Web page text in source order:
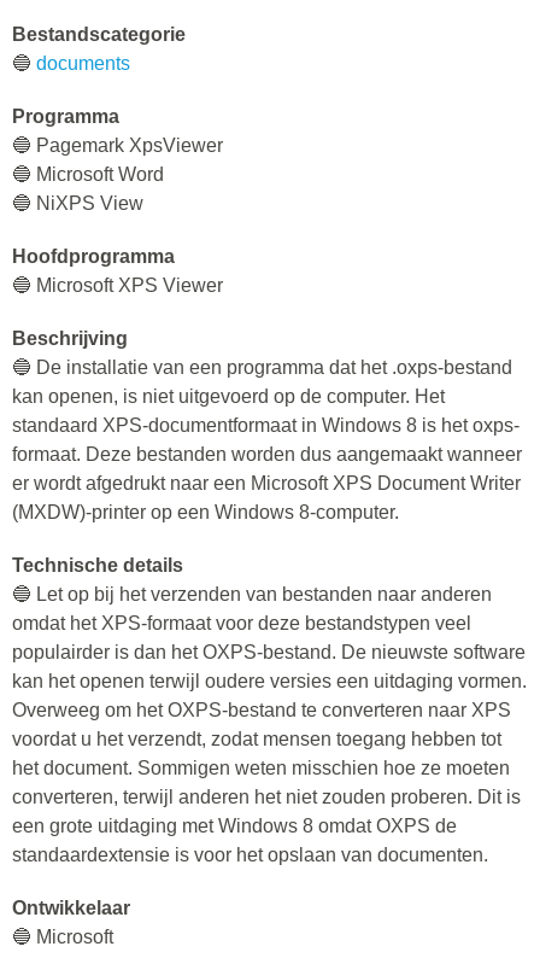
Bestandscategorie
🔵 documents
Programma
🔵 Pagemark XpsViewer
🔵 Microsoft Word
🔵 NiXPS View
Hoofdprogramma
🔵 Microsoft XPS Viewer
Beschrijving
🔵 De installatie van een programma dat het .oxps-bestand
kan openen, is niet uitgevoerd op de computer. Het
standaard XPS-documentformaat in Windows 8 is het oxps-
formaat. Deze bestanden worden dus aangemaakt wanneer
er wordt afgedrukt naar een Microsoft XPS Document Writer
(MXDW)-printer op een Windows 8-computer.
Technische details
🔵 Let op bij het verzenden van bestanden naar anderen
omdat het XPS-formaat voor deze bestandstypen veel
populairder is dan het OXPS-bestand. De nieuwste software
kan het openen terwijl oudere versies een uitdaging vormen.
Overweeg om het OXPS-bestand te converteren naar XPS
voordat u het verzendt, zodat mensen toegang hebben tot
het document. Sommigen weten misschien hoe ze moeten
converteren, terwijl anderen het niet zouden proberen. Dit is
een grote uitdaging met Windows 8 omdat OXPS de
standaardextensie is voor het opslaan van documenten.
Ontwikkelaar
🔵 Microsoft